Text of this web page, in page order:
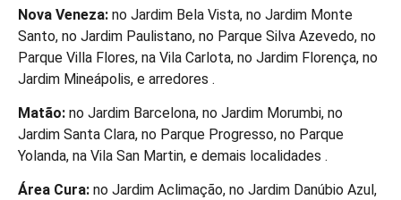
Nova Veneza: no Jardim Bela Vista, no Jardim Monte
Santo, no Jardim Paulistano, no Parque Silva Azevedo, no
Parque Villa Flores, na Vila Carlota, no Jardim Florença, no
Jardim Mineápolis, e arredores .
Matão: no Jardim Barcelona, no Jardim Morumbi, no
Jardim Santa Clara, no Parque Progresso, no Parque
Yolanda, na Vila San Martin, e demais localidades .
Área Cura: no Jardim Aclimação, no Jardim Danúbio Azul,